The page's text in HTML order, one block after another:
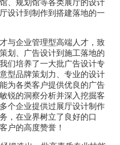
、规划馆等各类展厅的设计
设计到制作到搭建落地的一
与企业管理型高端人才，致
划、广告设计到施工落地的
们培养了一大批广告设计专
型品牌策划力、专业的设计
为各类客户提供优良的广告
锐的洞察分析并深入挖掘客
个企业提供过展厅设计制作
，在业界树立了良好的口
户的高度赞誉！